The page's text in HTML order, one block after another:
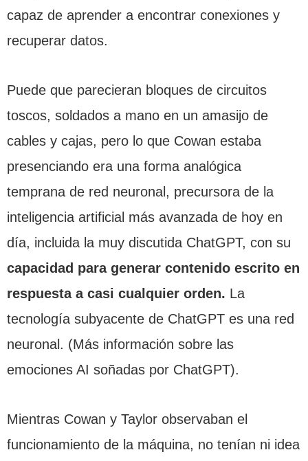
capaz de aprender a encontrar conexiones y
recuperar datos.
Puede que parecieran bloques de circuitos
toscos, soldados a mano en un amasijo de
cables y cajas, pero lo que Cowan estaba
presenciando era una forma analógica
temprana de red neuronal, precursora de la
inteligencia artificial más avanzada de hoy en
día, incluida la muy discutida ChatGPT, con su
capacidad para generar contenido escrito en
respuesta a casi cualquier orden. La
tecnología subyacente de ChatGPT es una red
neuronal. (Más información sobre las
emociones AI soñadas por ChatGPT).
Mientras Cowan y Taylor observaban el
funcionamiento de la máquina, no tenían ni idea